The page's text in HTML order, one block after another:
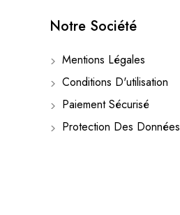
Notre Société
Mentions Légales
Conditions D'utilisation
Paiement Sécurisé
Protection Des Données